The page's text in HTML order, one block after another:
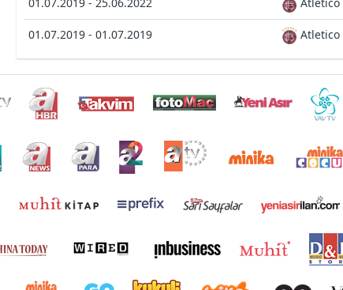
01.07.2019 - 01.07.2019 Atletico